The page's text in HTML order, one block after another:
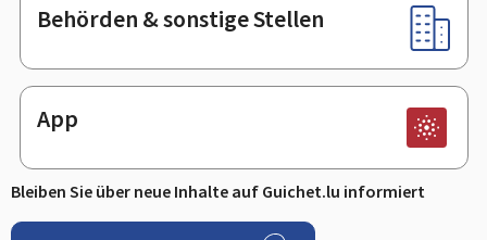
Behörden & sonstige Stellen
App
Bleiben Sie über neue Inhalte auf Guichet.lu informiert